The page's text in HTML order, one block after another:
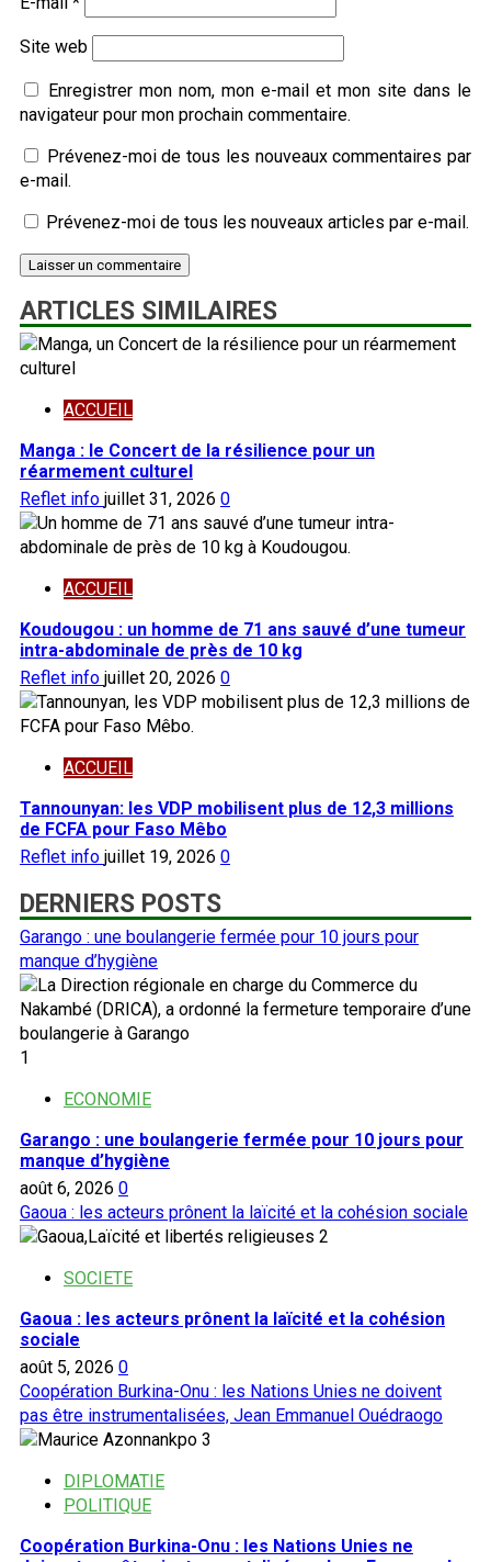
Site web
Enregistrer mon nom, mon e-mail et mon site dans le
navigateur pour mon prochain commentaire.
Prévenez-moi de tous les nouveaux commentaires par
e-mail.
Prévenez-moi de tous les nouveaux articles par e-mail.
ARTICLES SIMILAIRES
ACCUEIL
Manga : le Concert de la résilience pour un
réarmement culturel
Reflet info juillet 31, 2026 0
ACCUEIL
Koudougou : un homme de 71 ans sauvé d’une tumeur
intra-abdominale de près de 10 kg
Reflet info juillet 20, 2026 0
ACCUEIL
Tannounyan: les VDP mobilisent plus de 12,3 millions
de FCFA pour Faso Mêbo
Reflet info juillet 19, 2026 0
DERNIERS POSTS
Garango : une boulangerie fermée pour 10 jours pour
manque d’hygiène
1
ECONOMIE
Garango : une boulangerie fermée pour 10 jours pour
manque d’hygiène
août 6, 2026 0
Gaoua : les acteurs prônent la laïcité et la cohésion sociale
2
SOCIETE
Gaoua : les acteurs prônent la laïcité et la cohésion
sociale
août 5, 2026 0
Coopération Burkina-Onu : les Nations Unies ne doivent
pas être instrumentalisées, Jean Emmanuel Ouédraogo
3
DIPLOMATIE
POLITIQUE
Coopération Burkina-Onu : les Nations Unies ne